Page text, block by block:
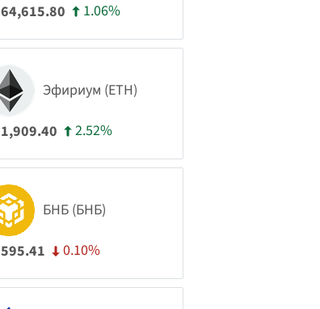
64,615.80 1.06%
Эфириум (ETH)
1,909.40 2.52%
БНБ (БНБ)
595.41 0.10%